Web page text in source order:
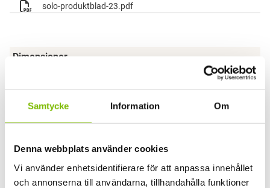
Samtycke Information Om
Denna webbplats använder cookies
Vi använder enhetsidentifierare för att anpassa innehållet
och annonserna till användarna, tillhandahålla funktioner
solo-produktblad-23.pdf
Dimensioner
Partityp